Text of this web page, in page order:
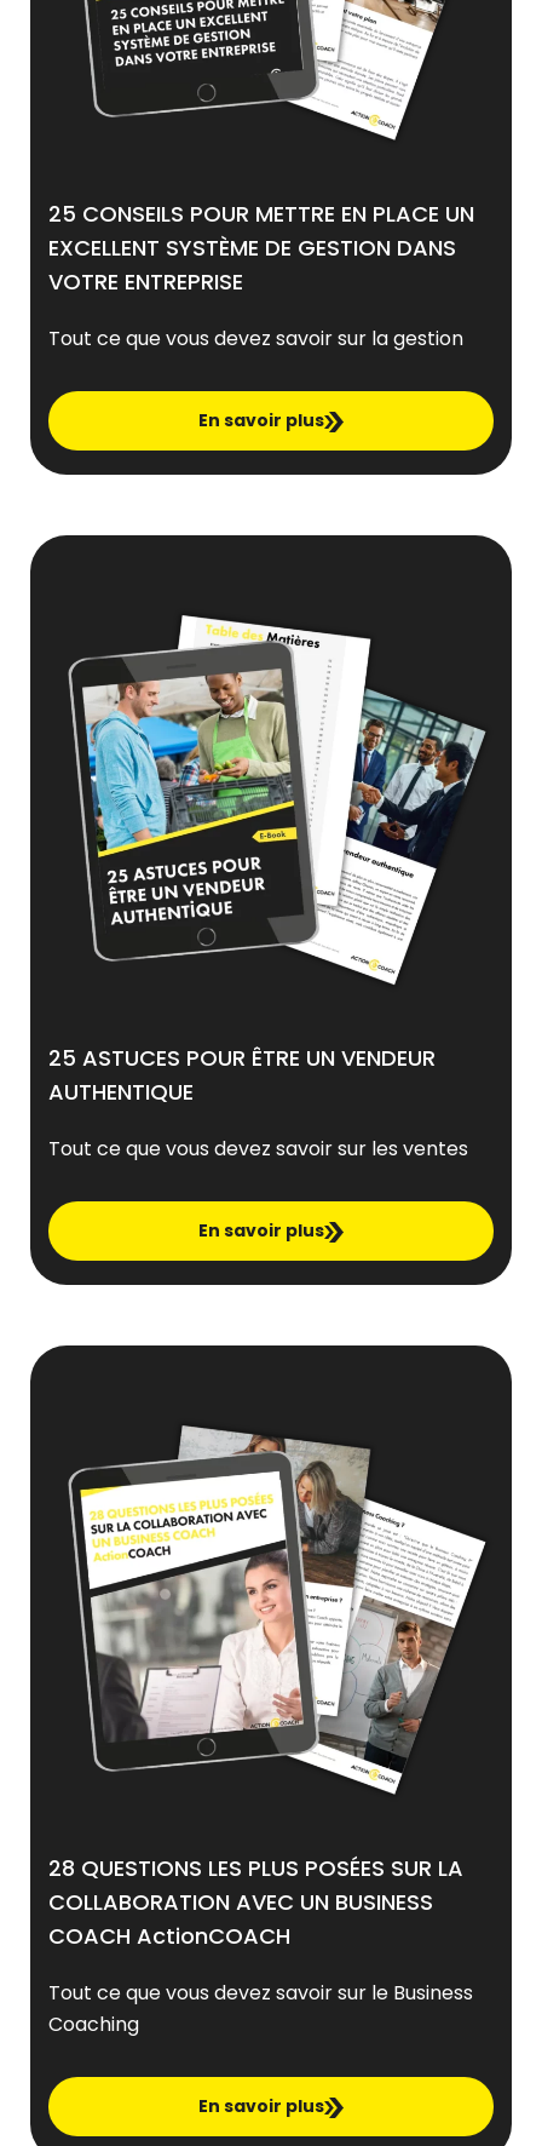
25 CONSEILS POUR METTRE EN PLACE UN
EXCELLENT SYSTÈME DE GESTION DANS
VOTRE ENTREPRISE
Tout ce que vous devez savoir sur la gestion
En savoir plus
25 ASTUCES POUR ÊTRE UN VENDEUR
AUTHENTIQUE
Tout ce que vous devez savoir sur les ventes
En savoir plus
28 QUESTIONS LES PLUS POSÉES SUR LA
COLLABORATION AVEC UN BUSINESS
COACH ActionCOACH
Tout ce que vous devez savoir sur le Business
Coaching
En savoir plus